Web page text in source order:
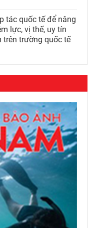
tác quốc tế để nâng
lực, vị thế, uy tín
trên trường quốc tế